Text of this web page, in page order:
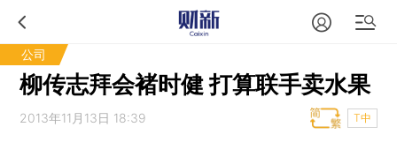
公司
柳传志拜会褚时健 打算联手卖水果
2013年11月13日 18:39 T中